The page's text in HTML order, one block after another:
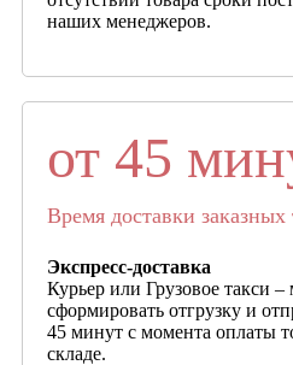
наших менеджеров.
от 45
Время доставки заказных
Экспресс-доставка
Курьер или Грузовое такси
сформировать отгрузку и
45 минут с момента оплаты
складе.